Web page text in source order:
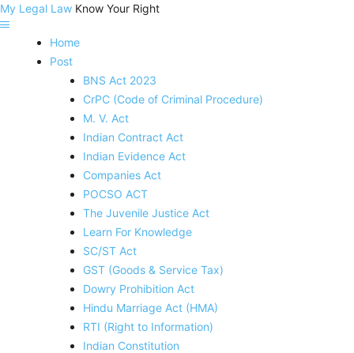
My Legal Law Know Your Right
Home
Post
BNS Act 2023
CrPC (Code of Criminal Procedure)
M. V. Act
Indian Contract Act
Indian Evidence Act
Companies Act
POCSO ACT
The Juvenile Justice Act
Learn For Knowledge
SC/ST Act
GST (Goods & Service Tax)
Dowry Prohibition Act
Hindu Marriage Act (HMA)
RTI (Right to Information)
Indian Constitution